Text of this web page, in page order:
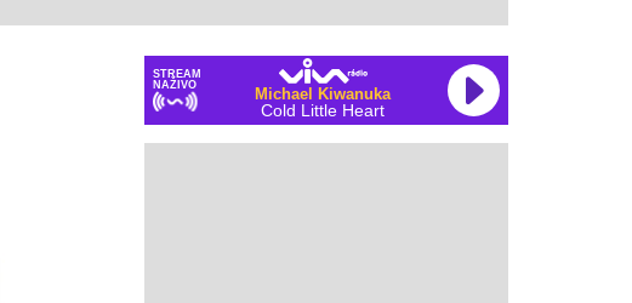
STREAM
NAŽIVO
Michael Kiwanuka
Cold Little Heart